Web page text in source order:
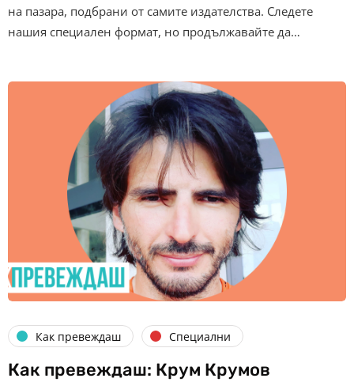
на пазара, подбрани от самите издателства. Следете
нашия специален формат, но продължавайте да…
Как превеждаш Специални
Как превеждаш: Крум Крумов